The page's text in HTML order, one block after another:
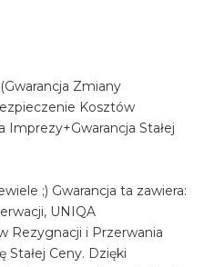
Zmiany
Kosztów
Imprezy+Gwarancja Stałej
;) Gwarancja ta zawiera:
UNIQA
Rezygnacji i Przerwania
Stałej Ceny. Dzięki